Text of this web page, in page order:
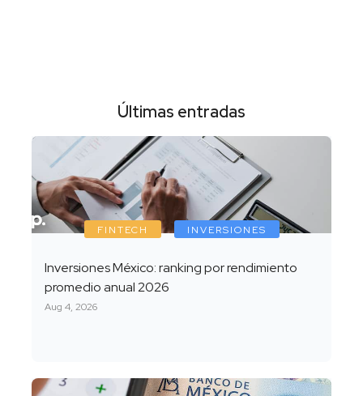
Últimas entradas
FINTECH INVERSIONES
Inversiones México: ranking por rendimiento
promedio anual 2026
Aug 4, 2026